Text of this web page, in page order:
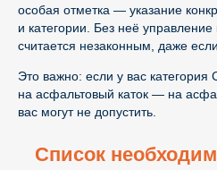
особая отметка — указание
и категории. Без неё
считается незаконным, даже
Это важно: если у вас категория
на асфальтовый каток — на
вас могут не допустить.
Список